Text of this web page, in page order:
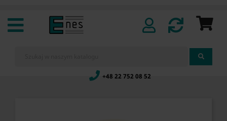
+48 22 752 08 52